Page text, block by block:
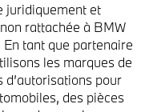
juridiquement et
rattachée à BMW
tant que partenaire
les marques de
pour
des pièces